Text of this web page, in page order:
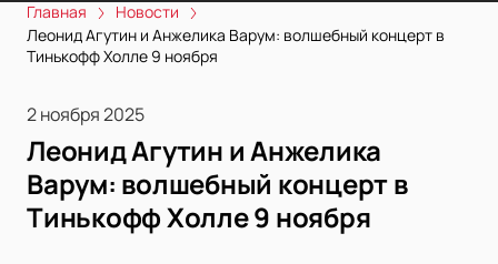
Главная
Новости
Леонид Агутин и Анжелика Варум: волшебный концерт в
Тинькофф Холле 9 ноября
2 ноября 2025
Леонид Агутин и Анжелика
Варум: волшебный концерт в
Тинькофф Холле 9 ноября